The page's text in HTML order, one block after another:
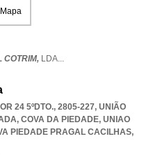
COTRIM, LDA...
24 5ºDTO., 2805-227, UNIÃO
COVA DA PIEDADE, UNIAO
PIEDADE PRAGAL CACILHAS,